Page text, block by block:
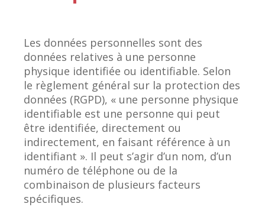
Les données personnelles sont des
données relatives à une personne
physique identifiée ou identifiable. Selon
le règlement général sur la protection des
données (RGPD), « une personne physique
identifiable est une personne qui peut
être identifiée, directement ou
indirectement, en faisant référence à un
identifiant ». Il peut s’agir d’un nom, d’un
numéro de téléphone ou de la
combinaison de plusieurs facteurs
spécifiques.